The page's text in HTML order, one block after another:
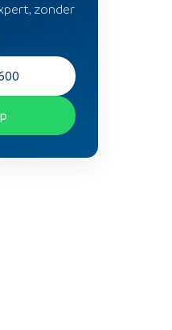
zonder